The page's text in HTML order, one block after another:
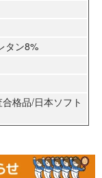
タン8%
格品/日本ソフト